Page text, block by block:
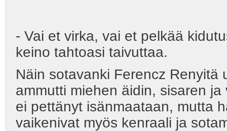
- Vai et virka, vai et pelkää
keino tahtoasi taivuttaa.
Näin sotavanki Ferencz Renyitä
ammutti miehen äidin, sisaren
ei pettänyt isänmaataan, mutta
vaikenivat myös kenraali ja